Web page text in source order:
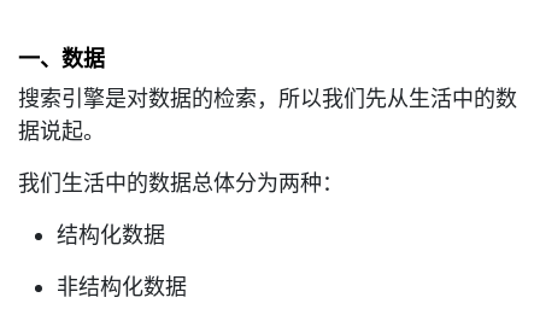
一、 数据
搜索引擎是对数据的检索，所以我们先从生活中的数
据说起。
我们生活中的数据总体分为两种：
结构化数据
非结构化数据